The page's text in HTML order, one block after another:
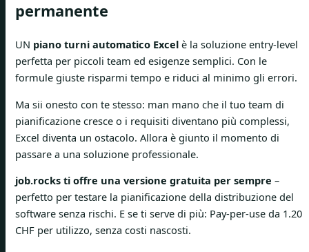
permanente
UN piano turni automatico Excel è la soluzione entry-level
perfetta per piccoli team ed esigenze semplici. Con le
formule giuste risparmi tempo e riduci al minimo gli errori.
Ma sii onesto con te stesso: man mano che il tuo team di
pianificazione cresce o i requisiti diventano più complessi,
Excel diventa un ostacolo. Allora è giunto il momento di
passare a una soluzione professionale.
job.rocks ti offre una versione gratuita per sempre –
perfetto per testare la pianificazione della distribuzione del
software senza rischi. E se ti serve di più: Pay-per-use da 1.20
CHF per utilizzo, senza costi nascosti.